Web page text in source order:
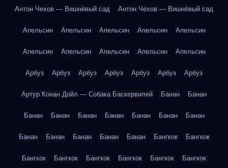
Антон Чехов — Вишнёвый сад Антон Чехов — Вишнёвый сад
Апельсин Апельсин Апельсин Апельсин Апельсин
Апельсин Апельсин Апельсин Апельсин Апельсин
Арбуз Арбуз Арбуз Арбуз Арбуз Арбуз Арбуз
Артур Конан Дойл — Собака Баскервилей Банан Банан
Банан Банан Банан Банан Банан Банан Банан
Банан Банан Банан Банан Банан Бангкок Бангкок
Бангкок Бангкок Бангкок Бангкок Бангкок Бангкок